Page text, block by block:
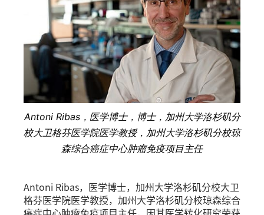
Antoni Ribas，医学博士，博士，加州大学洛杉矶分
校大卫格芬医学院医学教授，加州大学洛杉矶分校琼
森综合癌症中心肿瘤免疫项目主任
Antoni Ribas，医学博士，加州大学洛杉矶分校大卫
格芬医学院医学教授，加州大学洛杉矶分校琼森综合